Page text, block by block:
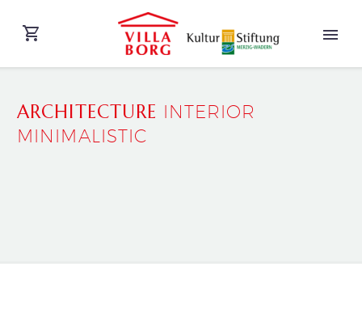
ARCHITECTURE INTERIOR
MINIMALISTIC